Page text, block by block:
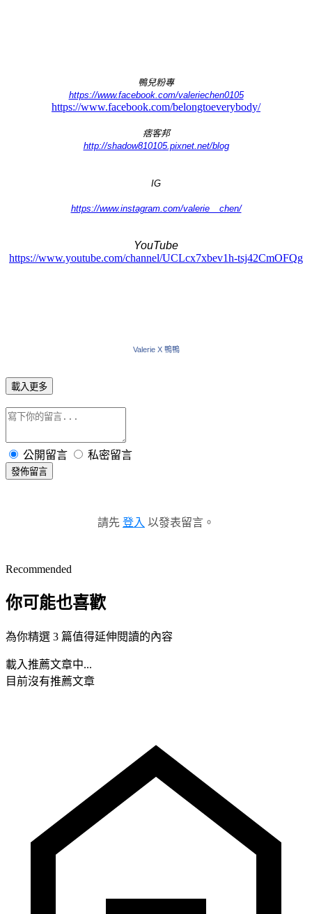
鴨兒粉專
https://www.facebook.com/valeriechen0105
https://www.facebook.com/belongtoeverybody/
痞客邦
http://shadow810105.pixnet.net/blog
IG
https://www.instagram.com/valerie__chen/
YouTube
https://www.youtube.com/channel/UCLcx7xbev1h-tsj42CmOFQg
Valerie X 鴨鴨
載入更多
公開留言 私密留言
發佈留言
請先 登入 以發表留言。
Recommended
你可能也喜歡
為你精選 3 篇值得延伸閱讀的內容
載入推薦文章中...
目前沒有推薦文章